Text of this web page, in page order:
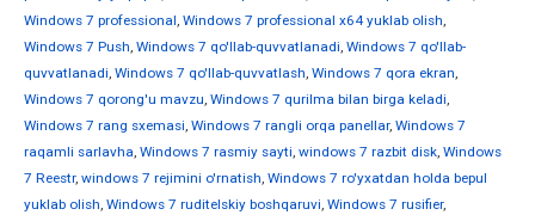
Windows 7 professional, Windows 7 professional x64 yuklab olish,
Windows 7 Push, Windows 7 qo'llab-quvvatlanadi, Windows 7 qo'llab-
quvvatlanadi, Windows 7 qo'llab-quvvatlash, Windows 7 qora ekran,
Windows 7 qorong'u mavzu, Windows 7 qurilma bilan birga keladi,
Windows 7 rang sxemasi, Windows 7 rangli orqa panellar, Windows 7
raqamli sarlavha, Windows 7 rasmiy sayti, windows 7 razbit disk, Windows
7 Reestr, windows 7 rejimini o'rnatish, Windows 7 ro'yxatdan holda bepul
yuklab olish, Windows 7 ruditelskiy boshqaruvi, Windows 7 rusifier,